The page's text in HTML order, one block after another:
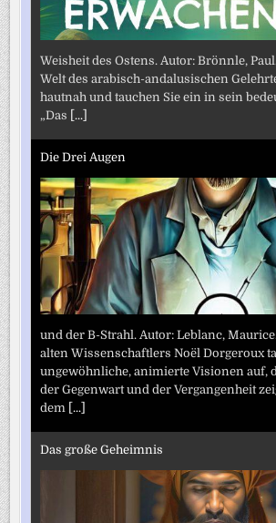
Weisheit des Ostens. Autor: Brönnle,
Welt des arabisch-andalusischen
hautnah und tauchen Sie ein in sein
„Das
[...]
Die Drei Augen
und der B-Strahl. Autor: Leblanc,
alten Wissenschaftlers Noël Dorgeroux
ungewöhnliche, animierte Visionen auf,
der Gegenwart und der Vergangenheit
dem
[...]
Das große Geheimnis